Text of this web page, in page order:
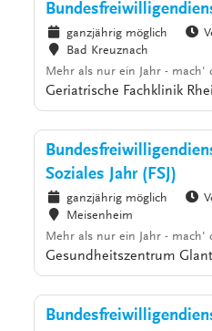
ganzjährig möglich
Bad Kreuznach
Mehr als nur ein Jahr - mach'
Geriatrische Fachklinik
Soziales Jahr (FSJ)
ganzjährig möglich
Meisenheim
Mehr als nur ein Jahr - mach'
Gesundheitszentrum